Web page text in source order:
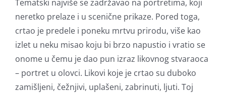
Tematski najviše se zadržavao na portretima, koji
neretko prelaze i u scenične prikaze. Pored toga,
crtao je predele i poneku mrtvu prirodu, više kao
izlet u neku misao koju bi brzo napustio i vratio se
onome u čemu je dao pun izraz likovnog stvaraoca
– portret u olovci. Likovi koje je crtao su duboko
zamišljeni, čežnjivi, uplašeni, zabrinuti, ljuti. Toj